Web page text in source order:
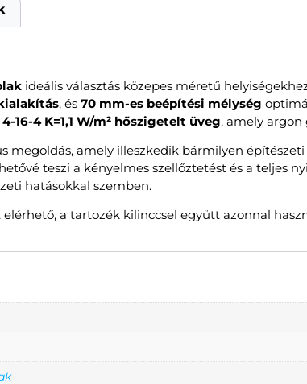
ideális választás közepes méretű
, és 70 mm-es beépítési mélység
16-4 K=1,1 W/m² hőszigetelt üveg, amely
megoldás, amely illeszkedik bármilyen
teszi a kényelmes szellőztetést és a teljes
hatásokkal szemben.
a tartozék kilinccsel együtt azonnal